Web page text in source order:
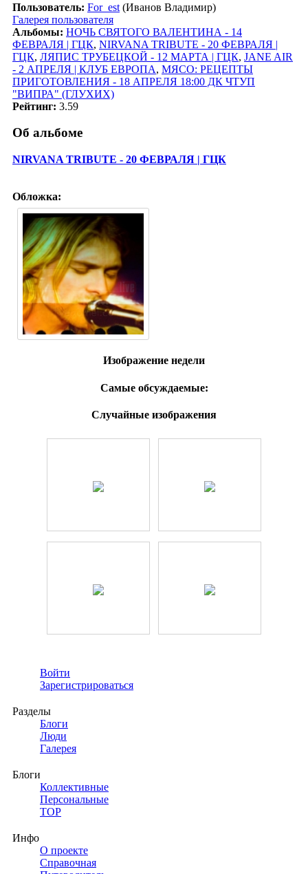
Пользователь: For_est (Иванов Владимир)
Галерея пользователя
Альбомы: НОЧЬ СВЯТОГО ВАЛЕНТИНА - 14
ФЕВРАЛЯ | ГЦК, NIRVANA TRIBUTE - 20 ФЕВРАЛЯ |
ГЦК, ЛЯПИС ТРУБЕЦКОЙ - 12 МАРТА | ГЦК, JANE AIR
- 2 АПРЕЛЯ | КЛУБ ЕВРОПА, МЯСО: РЕЦЕПТЫ
ПРИГОТОВЛЕНИЯ - 18 АПРЕЛЯ 18:00 ДК ЧТУП
"ВИПРА" (ГЛУХИХ)
Рейтинг: 3.59
Об альбоме
NIRVANA TRIBUTE - 20 ФЕВРАЛЯ | ГЦК
Обложка:
Изображение недели
Самые обсуждаемые:
Случайные изображения
Войти
Зарегистрироваться
Разделы
Блоги
Люди
Галерея
Блоги
Коллективные
Персональные
TOP
Инфо
О проекте
Справочная